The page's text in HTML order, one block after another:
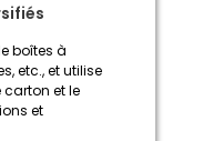
boîtes à
etc., et utilise
carton et le
et